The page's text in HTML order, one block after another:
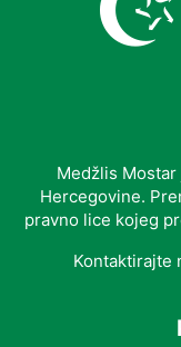
Medžlis
Hercegovine.
pravno lice kojeg
Kontaktirajte